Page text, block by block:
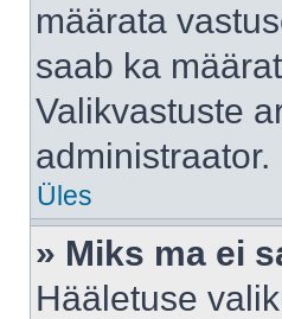
määrata
saab ka
Valikvastuste
administraator.
Üles
» Miks ma ei
Hääletuse